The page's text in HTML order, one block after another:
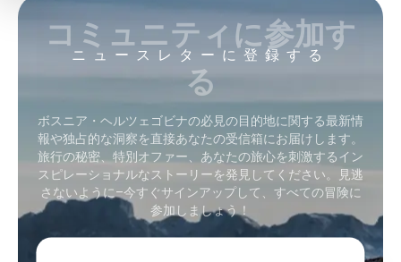
ニュースレターに登録する
コミュニティに参加す
る
ボスニア・ヘルツェゴビナの必見の目的地に関する最新情
報や独占的な洞察を直接あなたの受信箱にお届けします。
旅行の秘密、特別オファー、あなたの旅心を刺激するイン
スピレーショナルなストーリーを発見してください。見逃
さないように–今すぐサインアップして、すべての冒険に
参加しましょう！